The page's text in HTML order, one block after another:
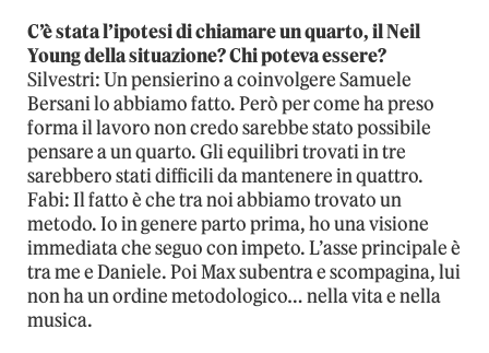
C’è stata l’ipotesi di chiamare un quarto, il Neil
Young della situazione? Chi poteva essere?
Silvestri: Un pensierino a coinvolgere Samuele
Bersani lo abbiamo fatto. Però per come ha preso
forma il lavoro non credo sarebbe stato possibile
pensare a un quarto. Gli equilibri trovati in tre
sarebbero stati difficili da mantenere in quattro.
Fabi: Il fatto è che tra noi abbiamo trovato un
metodo. Io in genere parto prima, ho una visione
immediata che seguo con impeto. L’asse principale è
tra me e Daniele. Poi Max subentra e scompagina, lui
non ha un ordine metodologico… nella vita e nella
musica.